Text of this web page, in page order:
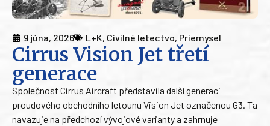
9 júna, 2026 L+K, Civilné letectvo, Priemysel
Cirrus Vision Jet třetí
generace
Společnost Cirrus Aircraft představila další generaci
proudového obchodního letounu Vision Jet označenou G3. Ta
navazuje na předchozí vývojové varianty a zahrnuje